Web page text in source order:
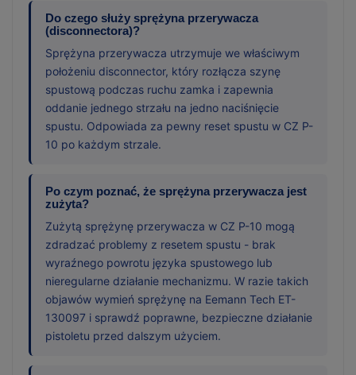
Do czego służy sprężyna przerywacza
(disconnectora)?
Sprężyna przerywacza utrzymuje we właściwym
położeniu disconnector, który rozłącza szynę
spustową podczas ruchu zamka i zapewnia
oddanie jednego strzału na jedno naciśnięcie
spustu. Odpowiada za pewny reset spustu w CZ P-
10 po każdym strzale.
Po czym poznać, że sprężyna przerywacza jest
zużyta?
Zużytą sprężynę przerywacza w CZ P-10 mogą
zdradzać problemy z resetem spustu - brak
wyraźnego powrotu języka spustowego lub
nieregularne działanie mechanizmu. W razie takich
objawów wymień sprężynę na Eemann Tech ET-
130097 i sprawdź poprawne, bezpieczne działanie
pistoletu przed dalszym użyciem.